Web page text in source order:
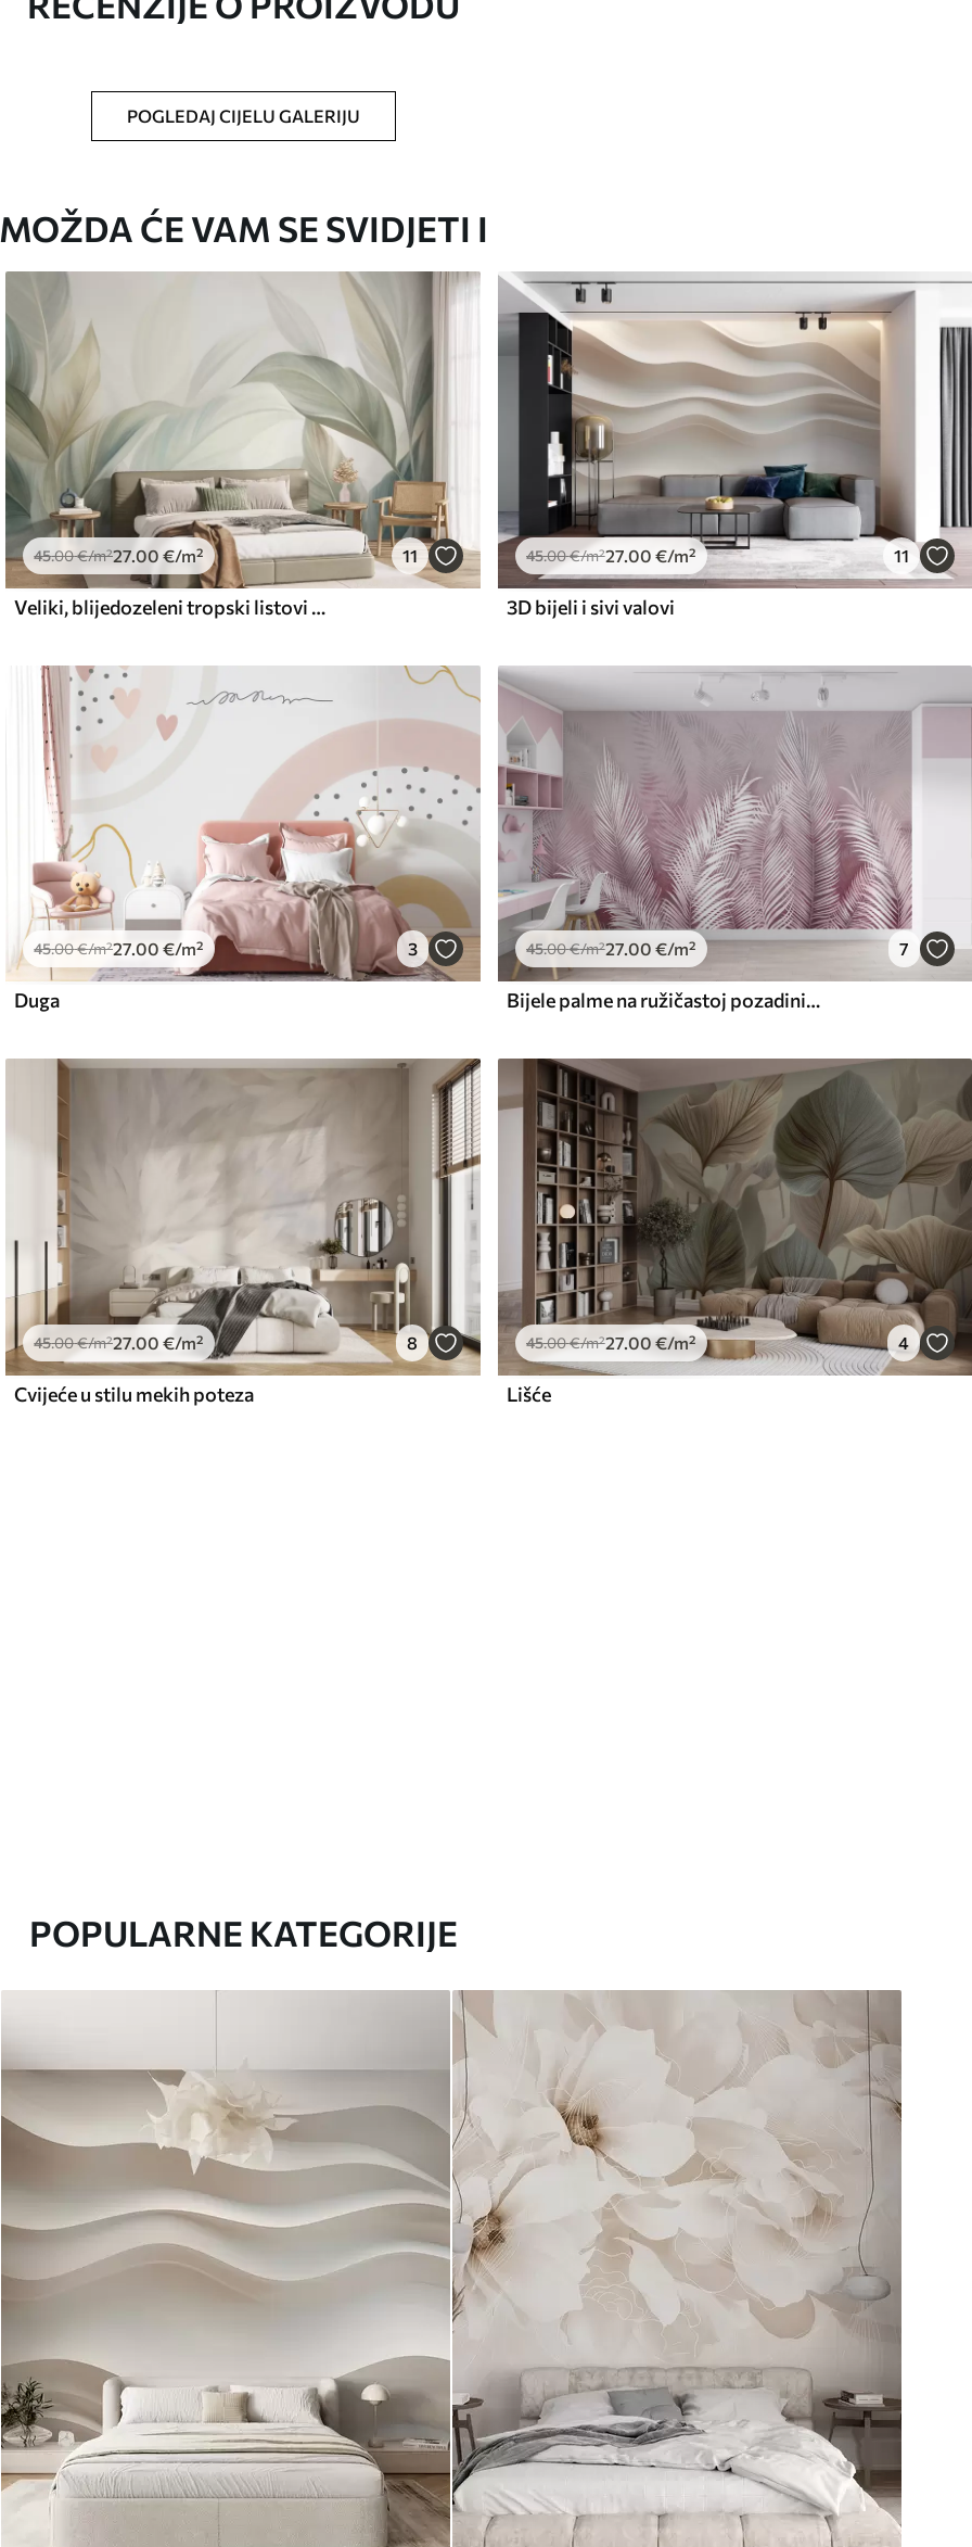
ste odredili, izrezana na identične trake
.67 .00 €/m²
and Stick
49.00€/m²
POGLEDAJ CIJELU GALERIJU
MOŽDA ĆE VAM SE SVIDJETI I
45.00€/m²27 .00 €/m² 11
Veliki, blijedozeleni tropski listovi s mekim, pastelnim bojama, teksturirana umjetnost
45.00€/m²27.00 €/m² 11
3D bijeli i sivi valovi
45.00€/m²27.00 €/m² 3
Duga
45.00€/m²27.00 €/m² 7
Bijele palme na ružičastoj pozadini. u ružičastim bojama
45.00€/m²27 .00 €/m² 8
Cvijeće u stilu mekih poteza
45.00€/m²27.00 €/m² 4
Lišće
POPULARNE KATEGORIJE